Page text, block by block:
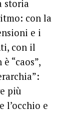
storia
con la
e i
con il
“caos”,
più
l’occhio e